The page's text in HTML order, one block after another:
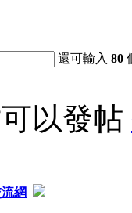
還可輸入80
以發帖
網